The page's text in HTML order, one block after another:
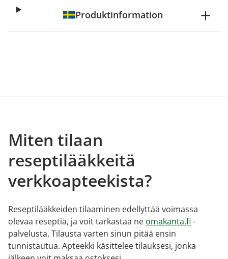
Produktinformation
Miten tilaan
reseptilääkkeitä
verkkoapteekista?
Reseptilääkkeiden tilaaminen edellyttää voimassa
olevaa reseptiä, ja voit tarkastaa ne omakanta.fi -
palvelusta. Tilausta varten sinun pitää ensin
tunnistautua. Apteekki käsittelee tilauksesi, jonka